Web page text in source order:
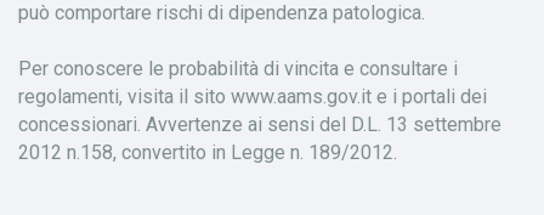
può comportare rischi di dipendenza patologica.
Per conoscere le probabilità di vincita e consultare i
regolamenti, visita il sito www.aams.gov.it e i portali dei
concessionari. Avvertenze ai sensi del D.L. 13 settembre
2012 n.158, convertito in Legge n. 189/2012.